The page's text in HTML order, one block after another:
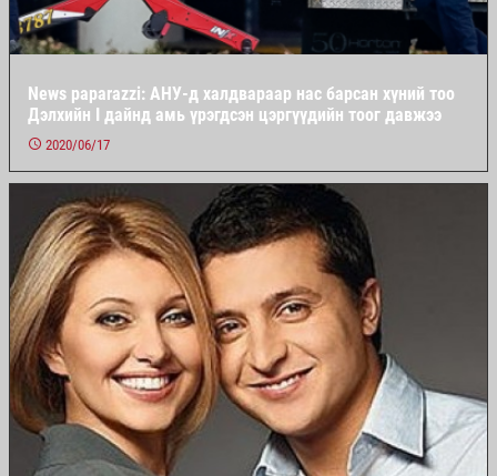
News paparazzi: АНУ-д халдвараар нас барсан хүний тоо
Дэлхийн I дайнд амь үрэгдсэн цэргүүдийн тоог давжээ
2020/06/17